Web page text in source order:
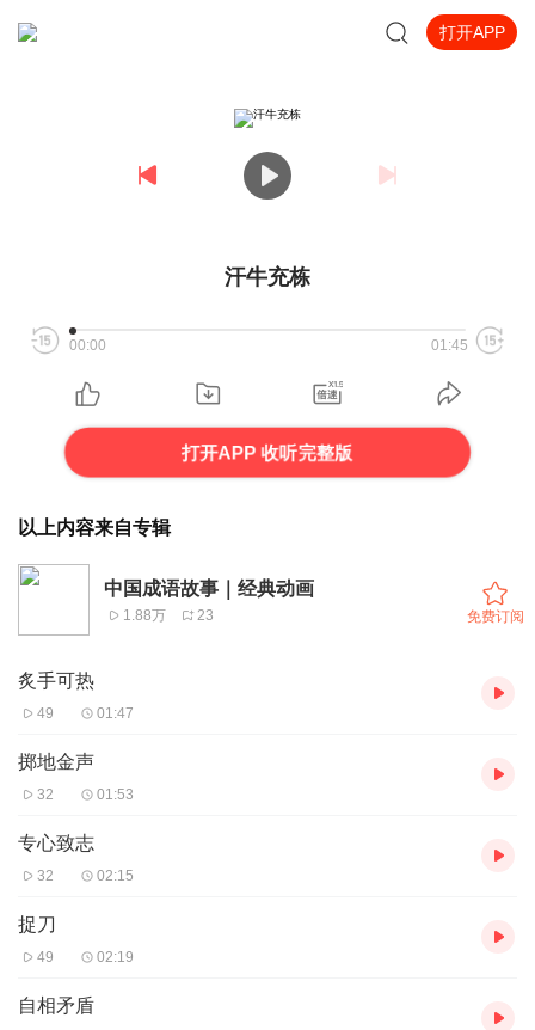
打开APP
汗牛充栋
00:00 01:45
打开APP 收听完整版
以上内容来自专辑
中国成语故事｜经典动画
1.88万 23 免费订阅
炙手可热
49 01:47
掷地金声
32 01:53
专心致志
32 02:15
捉刀
49 02:19
自相矛盾